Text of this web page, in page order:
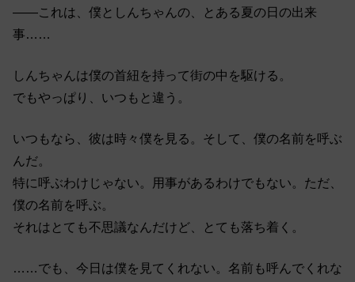
――これは、僕としんちゃんの、とある夏の日の出来
事……
しんちゃんは僕の首紐を持って街の中を駆ける。
でもやっぱり、いつもと違う。
いつもなら、彼は時々僕を見る。そして、僕の名前を呼ぶ
んだ。
特に呼ぶわけじゃない。用事があるわけでもない。ただ、
僕の名前を呼ぶ。
それはとても不思議なんだけど、とても落ち着く。
……でも、今日は僕を見てくれない。名前も呼んでくれな